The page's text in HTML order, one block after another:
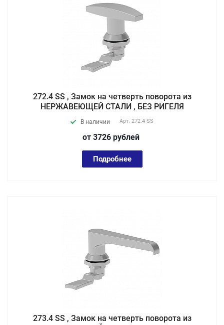
272.4 SS , Замок на четверть поворота из
НЕРЖАВЕЮЩЕЙ СТАЛИ , БЕЗ РИГЕЛЯ
В наличии Арт. 272.4 SS
от 3726 рублей
Подробнее
273.4 SS , Замок на четверть поворота из